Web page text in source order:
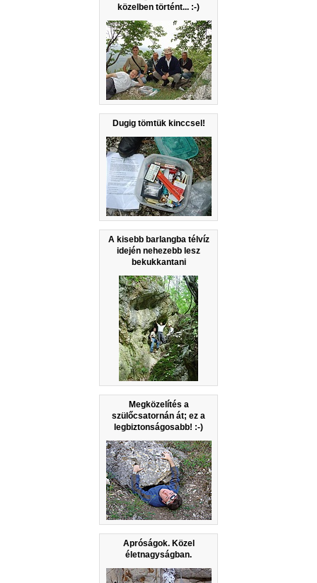
közelben történt... :-)
Dugig tömtük kinccsel!
A kisebb barlangba télvíz
idején nehezebb lesz
bekukkantani
Megközelítés a
szülőcsatornán át; ez a
legbiztonságosabb! :-)
Apróságok. Közel
életnagyságban.